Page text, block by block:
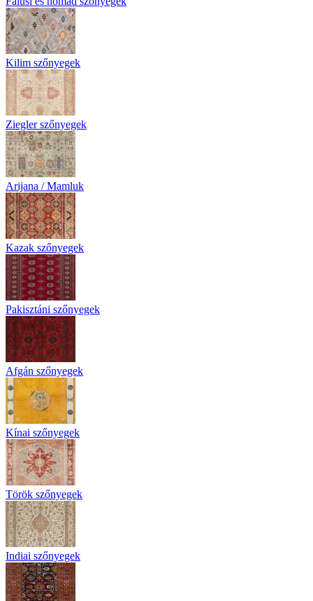
Kilim szőnyegek
Ziegler szőnyegek
Arijana / Mamluk
Kazak szőnyegek
Pakisztáni szőnyegek
Afgán szőnyegek
Kínai szőnyegek
Török szőnyegek
Indiai szőnyegek